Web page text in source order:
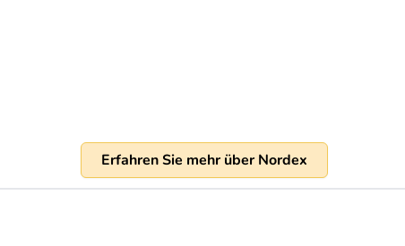
Erfahren Sie mehr über Nordex